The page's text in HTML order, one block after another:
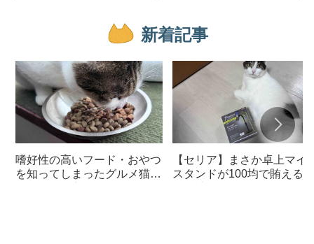
新着記事
嗜好性の高いフード・おやつ
を知ってしまったグルメ猫の
【セリア】まさか卓上マイ
スタンドが100均で賄えるな